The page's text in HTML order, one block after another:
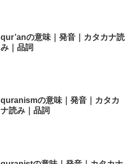
qur’anの意味｜発音｜カタカナ読
み｜品詞
quranismの意味｜発音｜カタカ
ナ読み｜品詞